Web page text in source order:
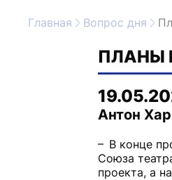
Главная Вопрос дня
ПЛАНЫ
Антон
– В конце
Союза
проекта, а